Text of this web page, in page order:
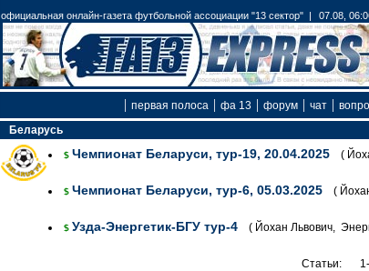
официальная онлайн-газета футбольной ассоциации "13 сектор" | 07.08,
| первая полоса | фа 13 | форум | чат |
Беларусь
$ Чемпионат Беларуси, тур-19, 20.04.2025 (
$ Чемпионат Беларуси, тур-6, 05.03.2025 (
$ Узда-Энергетик-БГУ тур-4 ( Йохан Львович,
Статьи: